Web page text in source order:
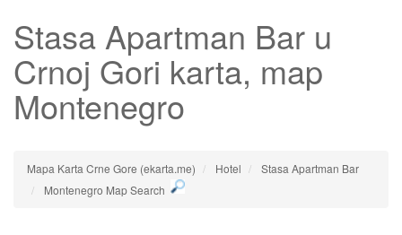
Stasa Apartman Bar u
Crnoj Gori karta, map
Montenegro
Mapa Karta Crne Gore (ekarta.me) Hotel
Stasa Apartman Bar
Montenegro Map Search